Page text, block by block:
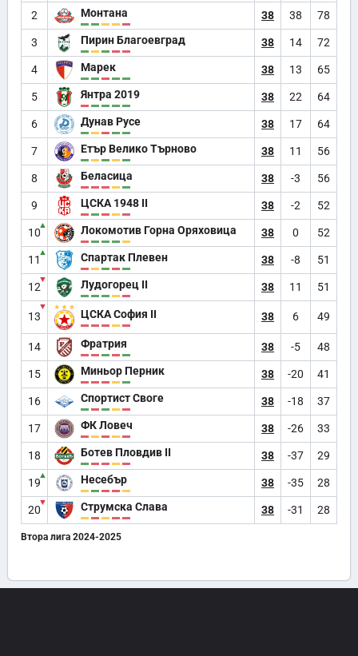
2 Монтана 38 38 78
3 Пирин Благоевград 38 14 72
4 Марек 38 13 65
5 Янтра 2019 38 22 64
6 Дунав Русе 38 17 64
7 Етър Велико Търново 38 11 56
8 Беласица 38 -3 56
9 ЦСКА 1948 II 38 -2 52
10
▲ Локомотив Горна Оряховица 38 0 52
11
▲ Спартак Плевен 38 -8 51
12
▼ Лудогорец II 38 11 51
13
▼
ЦСКА София II 38 6 49
14 Фратрия 38 -5 48
15 Миньор Перник 38 -20 41
16 Спортист Своге 38 -18 37
17 ФК Ловеч 38 -26 33
18 Ботев Пловдив II 38 -37 29
19
▲ Несебър 38 -35 28
20
▼ Струмска Слава 38 -31 28
Втора лига 2024-2025